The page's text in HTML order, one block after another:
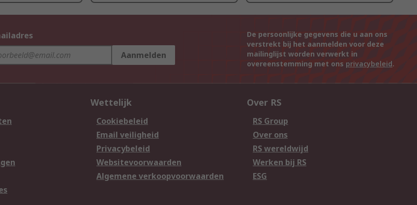
Aanmelden
De persoonlijke gegevens die u aan ons
verstrekt bij het aanmelden voor deze
mailinglijst worden verwerkt in
overeenstemming met ons privacybeleid.
Wettelijk
Cookiebeleid
Email veiligheid
Privacybeleid
Websitevoorwaarden
Algemene verkoopvoorwaarden
Over RS
RS Group
Over ons
RS wereldwijd
Werken bij RS
ESG